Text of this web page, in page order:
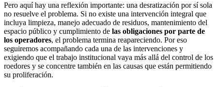
Pero aquí hay una reflexión importante: una desratización por sí sola
no resuelve el problema. Si no existe una intervención integral que
incluya limpieza, manejo adecuado de residuos, mantenimiento del
espacio público y cumplimiento de las obligaciones por parte de
los operadores, el problema termina reapareciendo. Por eso
seguiremos acompañando cada una de las intervenciones y
exigiendo que el trabajo institucional vaya más allá del control de los
roedores y se concentre también en las causas que están permitiendo
su proliferación.